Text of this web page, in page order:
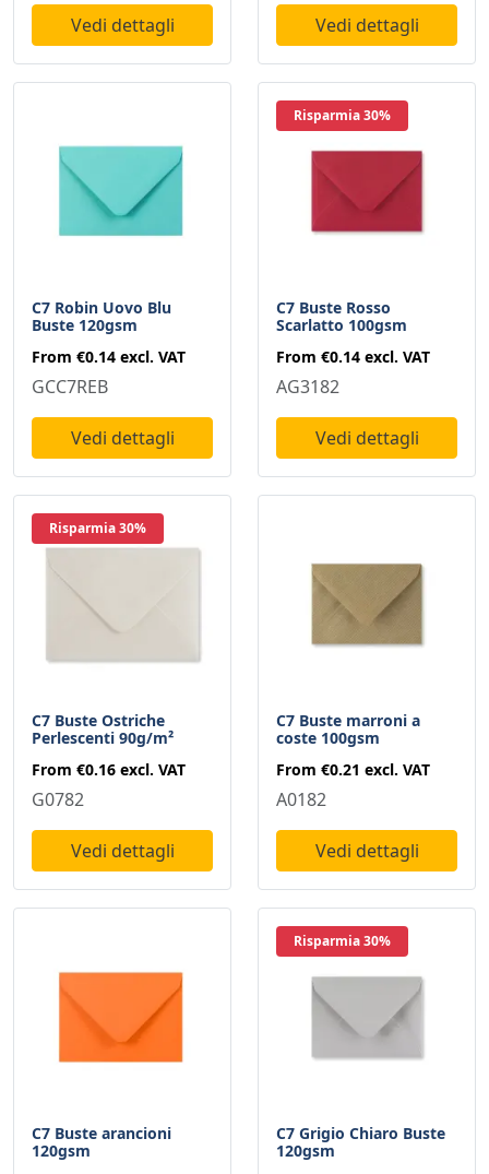
Vedi dettagli Vedi dettagli
C7 Robin Uovo Blu
Buste 120gsm
From €0.14 excl. VAT
GCC7REB
Vedi dettagli
Risparmia 30%
C7 Buste Rosso
Scarlatto 100gsm
From €0.14 excl. VAT
AG3182
Vedi dettagli
Risparmia 30%
C7 Buste Ostriche
Perlescenti 90g/m²
From €0.16 excl. VAT
G0782
Vedi dettagli
C7 Buste marroni a
coste 100gsm
From €0.21 excl. VAT
A0182
Vedi dettagli
C7 Buste arancioni
120gsm
Risparmia 30%
C7 Grigio Chiaro Buste
120gsm